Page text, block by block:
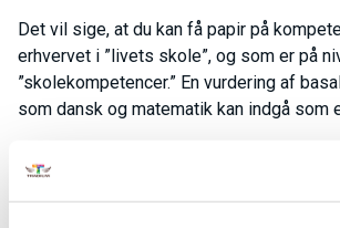
Det vil sige, at du kan få papir på
erhvervet i ”livets skole”, og som er på
”skolekompetencer.” En vurdering af
som dansk og matematik kan indgå som
Viden, færdigheder og kompetencer –